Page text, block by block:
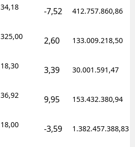
34,18 -7,52 412.757.860,86
325,00 2,60 133.009.218,50
18,30 3,39 30.001.591,47
36,92 9,95 153.432.380,94
18,00 -3,59 1.382.457.388,83